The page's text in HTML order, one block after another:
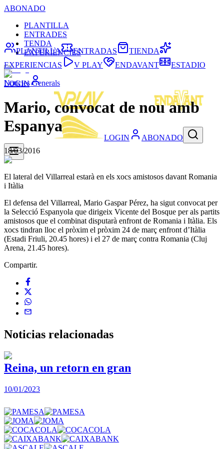
ABONADO
PLANTILLA
ENTRADES
TENDA
EXPERIÈNCIES
LOGIN
LOGIN ABONADO
PLANTILLA ENTRADAS
TIENDA
EXPERIENCIAS
V PLAY ENDAVANT ESTADIO
Noticies Generals
Mario, convocat de nou amb
Espanya
18/03/2016
El lateral del Villarreal estarà en els xocs amistosos davant Romania
i Itàlia
El defensa del Villarreal, Mario Gaspar Pérez, ha sigut convocat per
la Selecció Espanyola que dirigeix Vicente del Bosque per als partits
amistosos que el combinat disputarà enfront de Romania i Itàlia. Els
xocs tindran lloc el pròxim el pròxim 24 de març enfront d’Itàlia
(Estadi Friuli, 20.45 hores) i el 27 de març contra Romania (Cluj
Arena, 21.45 hores).
Compartir.
Noticias relacionadas
Reina, un retorn en gran
10/01/2023